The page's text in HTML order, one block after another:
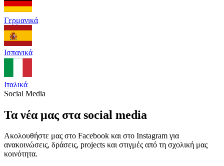
Γερμανικά
Ισπανικά
Ιταλικά
Social Media
Τα νέα μας στα social media
Ακολουθήστε μας στο Facebook και στο Instagram για
ανακοινώσεις, δράσεις, projects και στιγμές από τη σχολική μας
κοινότητα.